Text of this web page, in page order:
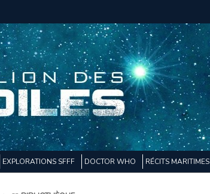
EXPLORATIONS SFFF DOCTOR WHO RÉCITS MARITIMES